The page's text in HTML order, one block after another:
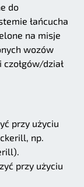
do
łańcucha
na misje
wozów
dział
przy użyciu
np.
przy użyciu